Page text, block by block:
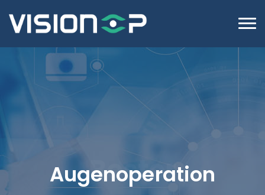
Bester
Augenoperation